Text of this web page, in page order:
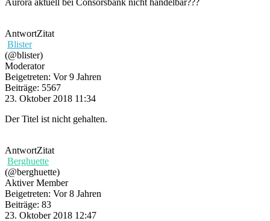
AntwortZitat
Blister
(@blister)
Moderator
Beigetreten: Vor 9 Jahren
Beiträge: 5567
23. Oktober 2018 11:34
Der Titel ist nicht gehalten.
AntwortZitat
Berghuette
(@berghuette)
Aktiver Member
Beigetreten: Vor 8 Jahren
Beiträge: 83
23. Oktober 2018 12:47